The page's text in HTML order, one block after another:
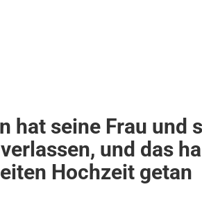
hat seine Frau und
und das
Hochzeit getan